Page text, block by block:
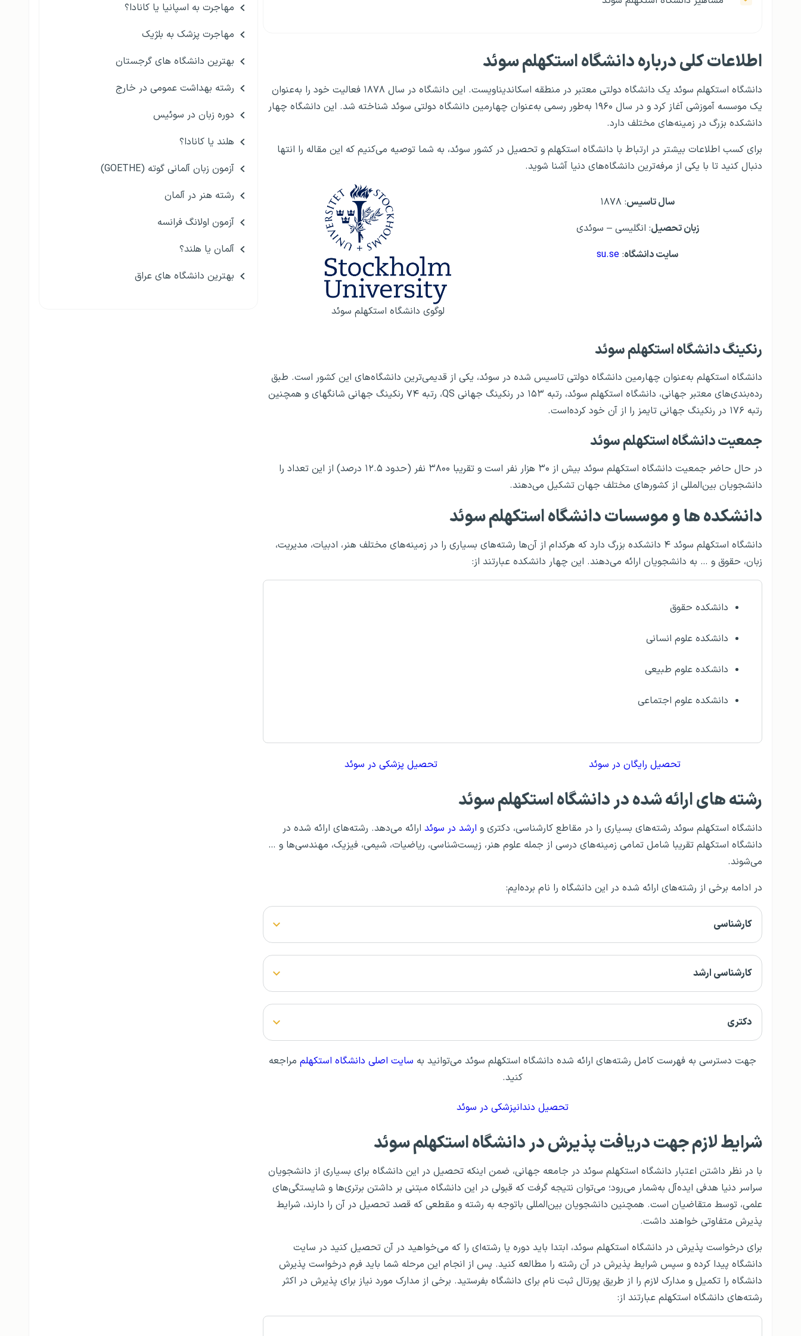
اطلاعات کلی درباره دانشگاه استکهلم سوئد
دانشگاه استکهلم سوئد یک دانشگاه دولتی معتبر در منطقه اسکاندیناویست. این دانشگاه در سال ۱۸۷۸ فعالیت خود را به‌عنوان
یک موسسه آموزشی آغاز کرد و در سال ۱۹۶۰ به‌طور رسمی به‌عنوان چهارمین دانشگاه دولتی سوئد شناخته شد. این دانشگاه چهار
دانشکده بزرگ در زمینه‌های مختلف دارد.
برای کسب اطلاعات بیشتر در ارتباط با دانشگاه استکهلم و تحصیل در کشور سوئد، به شما توصیه می‌کنیم که این مقاله را انتها
دنبال کنید تا با یکی از مرفه‌ترین دانشگاه‌های دنیا آشنا شوید.
سال تاسیس: ۱۸۷۸
زبان تحصیل: انگلیسی – سوئدی
سایت دانشگاه:
su.se
لوگوی دانشگاه استکهلم سوئد
رنکینگ دانشگاه استکهلم سوئد
دانشگاه استکهلم به‌عنوان چهارمین دانشگاه دولتی تاسیس شده در سوئد، یکی از قدیمی‌ترین دانشگاه‌های این کشور است. طبق
رده‌بندی‌های معتبر جهانی، دانشگاه استکهلم سوئد، رتبه ۱۵۳ در رنکینگ جهانی QS، رتبه ۷۴ رنکینگ جهانی شانگهای و همچنین
رتبه ۱۷۶ در رنکینگ جهانی تایمز را از آن خود کرده‌است.
جمعیت دانشگاه استکهلم سوئد
در حال حاضر جمعیت دانشگاه استکهلم سوئد بیش از ۳۰ هزار نفر است و تقریبا ۳۸۰۰ نفر (حدود ۱۲.۵ درصد) از این تعداد را
دانشجویان بین‌المللی از کشورهای مختلف جهان تشکیل می‌دهند.
دانشکده‌ ها و موسسات دانشگاه استکهلم سوئد
دانشگاه استکهلم سوئد ۴ دانشکده بزرگ دارد که هرکدام از آن‌ها رشته‌های بسیاری را در زمینه‌های مختلف هنر، ادبیات، مدیریت،
زبان، حقوق و … به دانشجویان ارائه می‌دهند. این چهار دانشکده عبارتند از:
دانشکده حقوق
دانشکده علوم انسانی
دانشکده علوم طبیعی
دانشکده علوم اجتماعی
تحصیل رایگان در سوئد تحصیل پزشکی در سوئد
رشته‌‌ های ارائه شده در دانشگاه استکهلم سوئد
دانشگاه استکهلم سوئد رشته‌های بسیاری را در مقاطع کارشناسی، دکتری و ارشد در سوئد ارائه می‌دهد. رشته‌های ارائه شده در
دانشگاه استکهلم تقریبا شامل تمامی زمینه‌های درسی از جمله علوم هنر، زیست‌شناسی، ریاضیات، شیمی، فیزیک، مهندسی‌ها و …
می‌شوند.
در ادامه برخی از رشته‌های ارائه شده در این دانشگاه را نام برده‌ایم:
کارشناسی
کارشناسی ارشد
دکتری
جهت دسترسی به فهرست کامل رشته‌های ارائه شده دانشگاه استکهلم سوئد می‌توانید به سایت اصلی دانشگاه استکهلممراجعه
کنید.
تحصیل دندانپزشکی در سوئد
شرایط لازم جهت دریافت پذیرش در دانشگاه استکهلم سوئد
با در نظر داشتن اعتبار دانشگاه استکهلم سوئد در جامعه جهانی، ضمن اینکه تحصیل در این دانشگاه برای بسیاری از دانشجویان
سراسر دنیا هدفی ایده‌آل به‌شمار می‌رود؛ می‌توان نتیجه گرفت که قبولی در این دانشگاه مبتنی بر داشتن برتری‌ها و شایستگی‌های
علمی، توسط متقاضیان است. همچنین دانشجویان بین‌المللی باتوجه به رشته و مقطعی که قصد تحصیل در آن را دارند، شرایط
پذیرش متفاوتی خواهند داشت.
برای درخواست پذیرش در دانشگاه استکهلم سوئد، ابتدا باید دوره یا رشته‌ای را که می‌خواهید در آن تحصیل کنید در سایت
دانشگاه پیدا کرده و سپس شرایط پذیرش در آن رشته را مطالعه کنید. پس از انجام این مرحله شما باید فرم درخواست پذیرش
دانشگاه را تکمیل و مدارک لازم را از طریق پورتال ثبت نام برای دانشگاه بفرستید. برخی از مدارک مورد نیاز برای پذیرش در اکثر
رشته‌های دانشگاه استکهلم عبارتند از:
مهاجرت به اسپانیا یا کانادا؟
مهاجرت پزشک به بلژیک
بهترین دانشگاه های گرجستان
رشته بهداشت عمومی در خارج
دوره زبان در سوئیس
هلند یا کانادا؟
آزمون زبان آلمانی گوته (GOETHE)
رشته هنر در آلمان
آزمون اولانگ فرانسه
آلمان یا هلند؟
بهترین دانشگاه های عراق